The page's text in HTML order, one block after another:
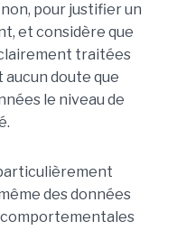
pour justifier un
et considère que
traitées
aucun doute que
le niveau de
des données